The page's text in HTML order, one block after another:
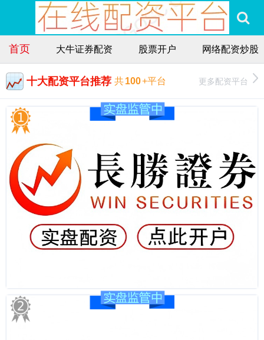
首页 大牛证券配资 股票开户 网络配资炒股
十大配资平台推荐 共100+平台 更多配资平台